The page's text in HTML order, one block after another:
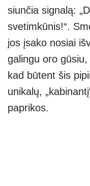
siunčia signalą:
svetimkūnis!“.
jos įsako nosiai
galingu oro
kad būtent šis
unikalų,
paprikos.